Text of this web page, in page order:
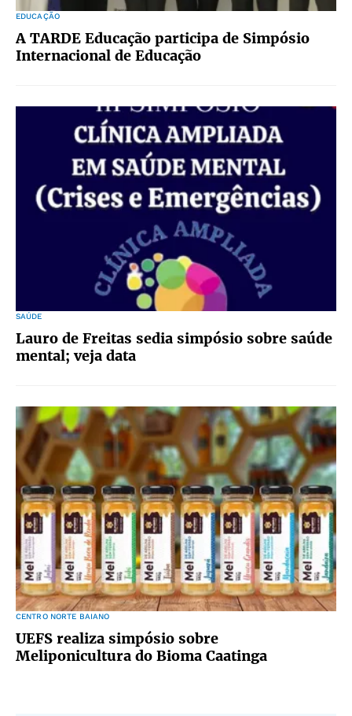
EDUCAÇÃO
A TARDE Educação participa de Simpósio
Internacional de Educação
SAÚDE
Lauro de Freitas sedia simpósio sobre saúde
mental; veja data
CENTRO NORTE BAIANO
UEFS realiza simpósio sobre
Meliponicultura do Bioma Caatinga